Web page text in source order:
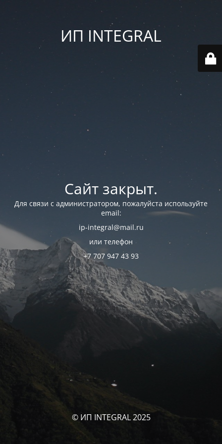
ИП INTEGRAL
Сайт закрыт.
Для связи с администратором, пожалуйста используйте
email:
ip-integral@mail.ru
или телефон
+7 707 947 43 93
© ИП INTEGRAL 2025